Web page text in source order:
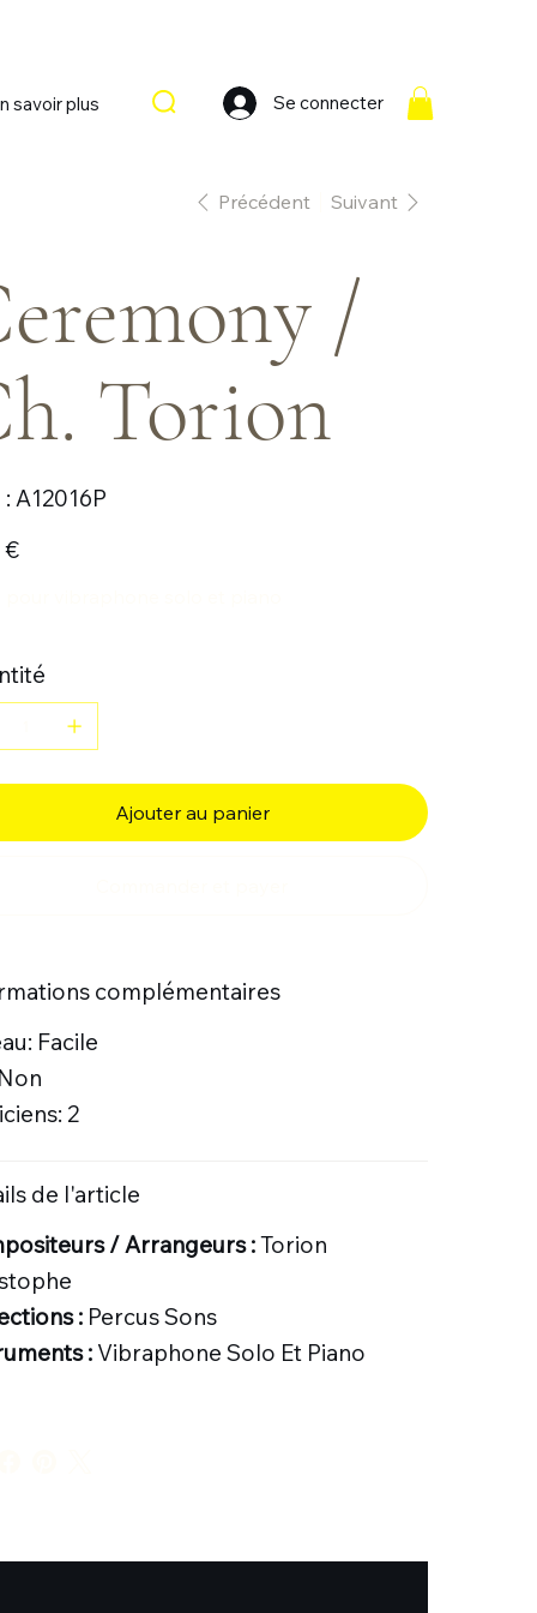
savoir plus Se connecter
Précédent Suivant
/
Torion
SKU
A12016P
A12016P
€
Ajouter au panier
complémentaires
Facile
2
de l'article
/ Arrangeurs :Torion
:Percus Sons
:Vibraphone Solo Et Piano